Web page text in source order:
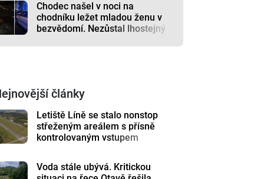
Chodec našel v noci na
chodníku ležet mladou ženu v
bezvědomí. Nezůstal lhostejný
články
Letiště Líně se stalo nonstop
střeženým areálem s přísně
kontrolovaným vstupem
Voda stále ubývá. Kritickou